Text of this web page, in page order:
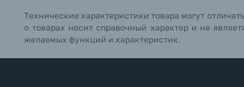
Б/У фототехника (Комиссионные
Уценённые товары
Технические характеристики товара могут
о товарах носит справочный характер и не
желаемых функций и характеристик.